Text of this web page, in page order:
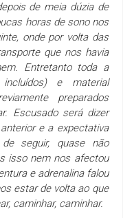
de meia dúzia de
horas de sono nos
onde por volta das
que nos havia
Entretanto toda a
e material
preparados
Escusado será dizer
e a expectativa
seguir, quase não
isso nem nos afectou
e adrenalina falou
estar de volta ao que
caminhar, caminhar.